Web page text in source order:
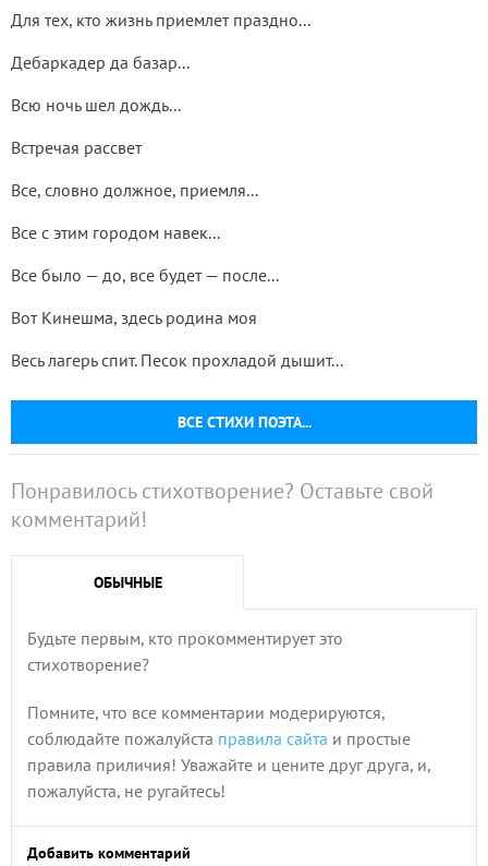
ВСЕ СТИХИ ПОЭТА...
Для тех, кто жизнь приемлет праздно...
Дебаркадер да базар...
Всю ночь шел дождь...
Встречая рассвет
Все, словно должное, приемля...
Все с этим городом навек...
Все было — до, все будет — после...
Вот Кинешма, здесь родина моя
Весь лагерь спит. Песок прохладой дышит...
Понравилось стихотворение? Оставьте свой
комментарий!
ОБЫЧНЫЕ
Будьте первым, кто прокомментирует это
стихотворение?
Помните, что все комментарии модерируются,
соблюдайте пожалуйста правила сайта и простые
правила приличия! Уважайте и цените друг друга, и,
пожалуйста, не ругайтесь!
Добавить комментарий